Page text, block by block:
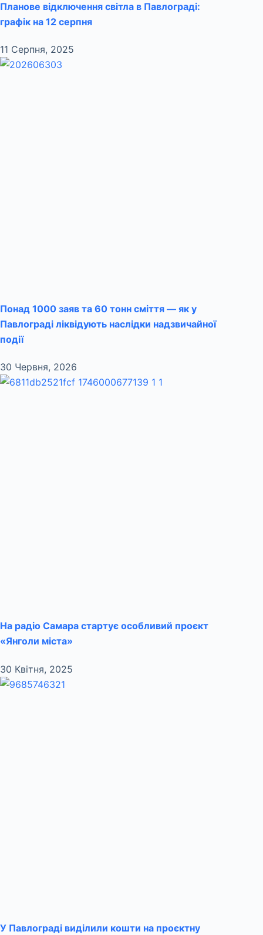
Планове відключення світла в Павлограді:
графік на 12 серпня
11 Серпня, 2025
Понад 1000 заяв та 60 тонн сміття — як у
Павлограді ліквідують наслідки надзвичайної
події
30 Червня, 2026
На радіо Самара стартує особливий проєкт
«Янголи міста»
30 Квітня, 2025
У Павлограді виділили кошти на проєктну